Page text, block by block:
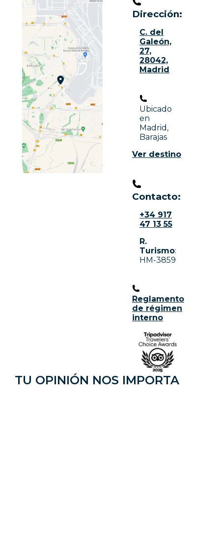
Dirección:
C. del
Galeón,
27,
28042,
Madrid
Ubicado
en
Madrid,
Barajas
Ver destino
Contacto:​
+34 917
47 13 55
R.
Turismo:
HM-3859
Reglamento
de régimen
interno
TU OPINIÓN NOS IMPORTA​